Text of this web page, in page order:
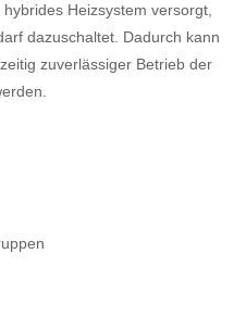
Heizsystem versorgt,
dazuschaltet. Dadurch kann
zuverlässiger Betrieb der